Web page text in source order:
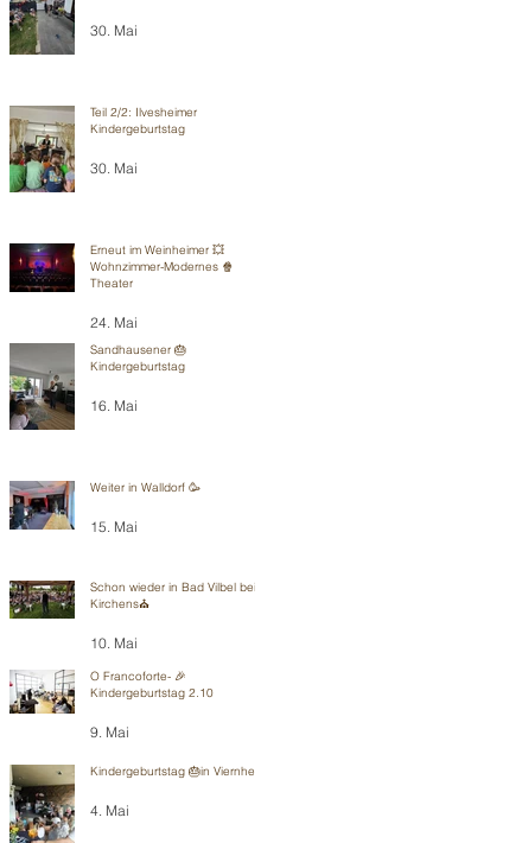
30. Mai
Teil 2/2: Ilvesheimer
Kindergeburtstag
30. Mai
Erneut im Weinheimer 💥
Wohnzimmer-Modernes 🍿
Theater
24. Mai
Sandhausener 🎂
Kindergeburtstag
16. Mai
Weiter in Walldorf 🥳
15. Mai
Schon wieder in Bad Vilbel bei
Kirchens⛪️
10. Mai
O Francoforte- 🎉
Kindergeburtstag 2.10
9. Mai
Kindergeburtstag 🎂in Viernheim
4. Mai